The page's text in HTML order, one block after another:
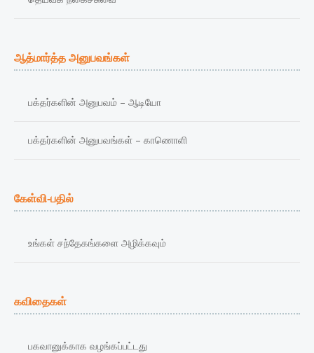
ஆத்மார்த்த அனுபவங்கள்
பக்தர்களின் அனுபவம் – ஆடியோ
பக்தர்களின் அனுபவங்கள் – காணொளி
கேள்வி-பதில்
உங்கள் சந்தேகங்களை அழிக்கவும்
கவிதைகள்
பகவானுக்காக வழங்கப்பட்டது